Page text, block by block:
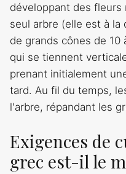
développant des
seul arbre (elle est à la
de grands cônes de 10
qui se tiennent
prenant initialement
tard. Au fil du temps,
l'arbre, répandant les
Exigences de
grec est-il le